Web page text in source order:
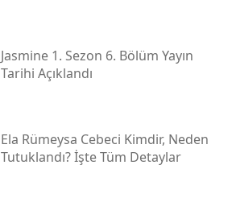
Jasmine 1. Sezon 6. Bölüm Yayın
Tarihi Açıklandı
Ela Rümeysa Cebeci Kimdir, Neden
Tutuklandı? İşte Tüm Detaylar